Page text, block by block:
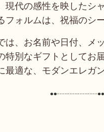
現代の感性を映したシ
フォルムは、祝福のシ
は、お名前や日付、メ
特別なギフトとしてお
最適な、モダンエレガ